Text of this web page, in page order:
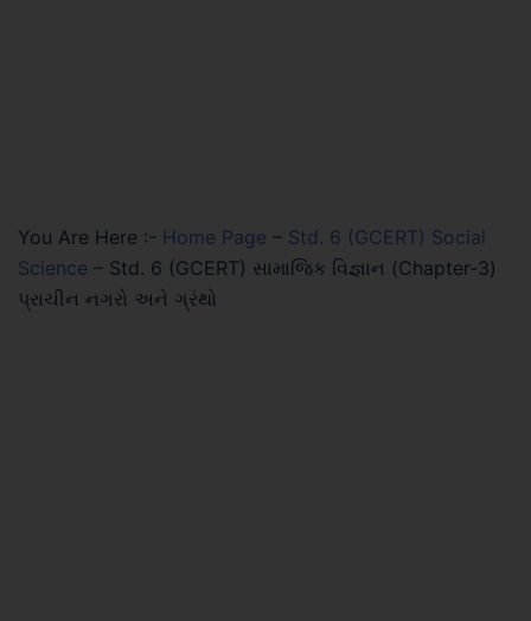
You Are Here :- Home Page – Std. 6 (GCERT) Social
Science – Std. 6 (GCERT) સામાજિક વિજ્ઞાન (Chapter-3)
પ્રાચીન નગરો અને ગ્રંથો